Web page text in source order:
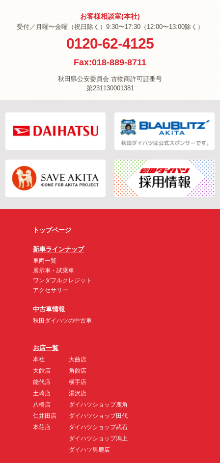
お客様相談室(本社)
受付／月曜〜金曜（祝日除く）9:30〜17:30（12:00〜13:00除く）
0120-62-4125
Fax:018-889-8711
秋田県公安委員会 古物商許可証番号
第231130001381
トップページ
新車ラインナップ
車両一覧
展示車・試乗車
ワンダフルクレジット
アクセサリー
中古車情報
秋田ダイハツの中古車
お店一覧
本社
大館店
能代店
土崎店
八橋店
仁井田店
本荘店
大曲店
角館店
横手店
湯沢店
ダイハツショップ鹿角
ダイハツショップ田代
ダイハツショップ武石
ダイハツショップ潟上
ダイハツ男鹿店